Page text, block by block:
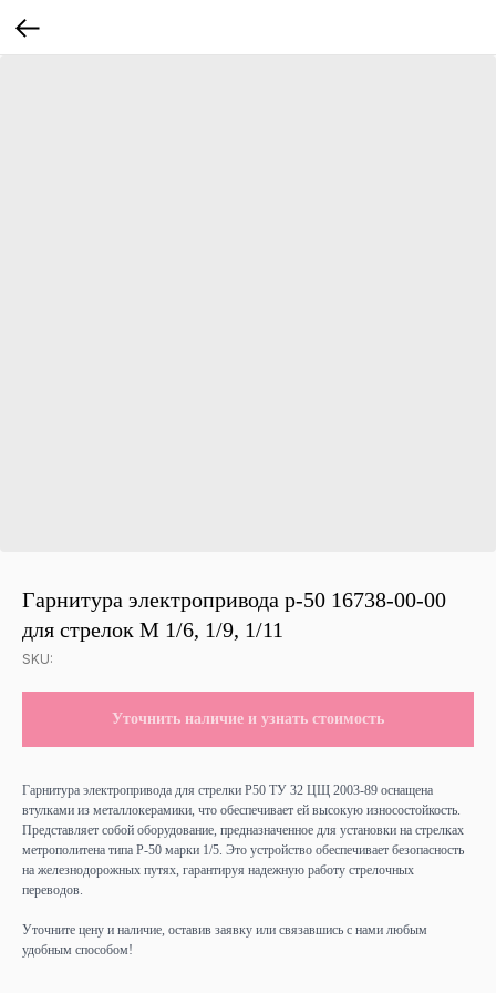
Гарнитура электропривода р-50 16738-00-00
для стрелок М 1/6, 1/9, 1/11
SKU:
Уточнить наличие и узнать стоимость
Гарнитура электропривода для стрелки Р50 ТУ 32 ЦЩ 2003-89 оснащена
втулками из металлокерамики, что обеспечивает ей высокую износостойкость.
Представляет собой оборудование, предназначенное для установки на стрелках
метрополитена типа Р-50 марки 1/5. Это устройство обеспечивает безопасность
на железнодорожных путях, гарантируя надежную работу стрелочных
переводов.
Уточните цену и наличие, оставив заявку или связавшись с нами любым
удобным способом!